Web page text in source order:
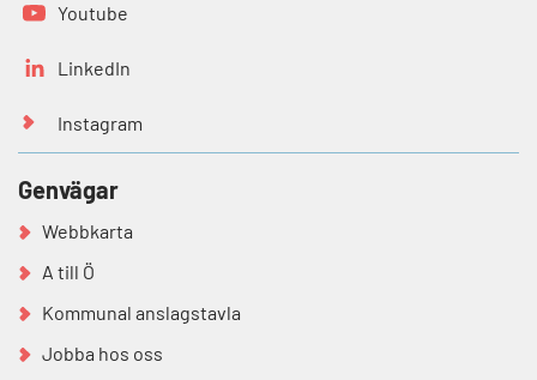
Youtube
LinkedIn
Instagram
Genvägar
Webbkarta
A till Ö
Kommunal anslagstavla
Jobba hos oss